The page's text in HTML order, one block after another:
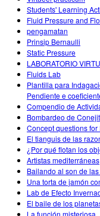
Students' Learning
Fluid Pressure and
pengamatan
Prinsip Bernaulli
Static Pressure
LABORATORIO
Fluids Lab
Plantilla para
Pendiente e
Compendio de
Bombardeo de
Concept questions
El tianguis de las
¿Por qué flotan los
Artistas mediterráneas
Bailando al son de
Una torta de jamón
Lab de Efecto
El baile de los
La función misteriosa